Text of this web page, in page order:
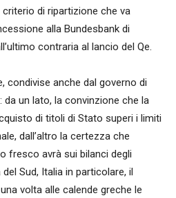
criterio di ripartizione che va
alla Bundesbank di
contraria al lancio del Qe.
condivise anche dal governo di
da un lato, la convinzione che la
di titoli di Stato superi i limiti
dall’altro la certezza che
fresco avrà sui bilanci degli
Sud, Italia in particolare, il
volta alle calende greche le